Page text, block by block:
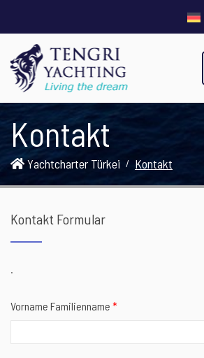
Kontakt
Yachtcharter Türkei Kontakt
Kontakt Formular
.
Vorname Familienname *